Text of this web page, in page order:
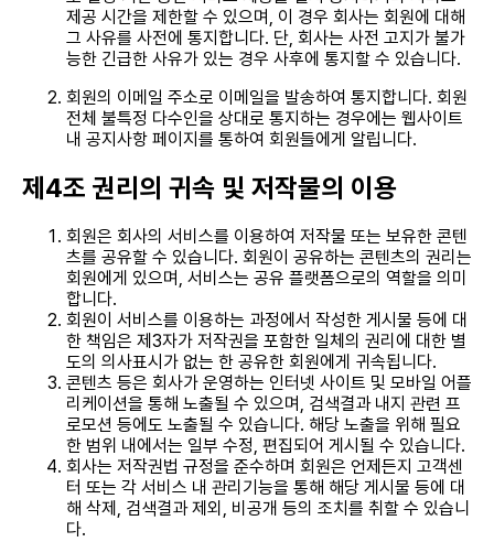
제공 시간을 제한할 수 있으며, 이 경우 회사는 회원에 대해
그 사유를 사전에 통지합니다. 단, 회사는 사전 고지가 불가
능한 긴급한 사유가 있는 경우 사후에 통지할 수 있습니다.
회원의 이메일 주소로 이메일을 발송하여 통지합니다. 회원
전체 불특정 다수인을 상대로 통지하는 경우에는 웹사이트
내 공지사항 페이지를 통하여 회원들에게 알립니다.
제4조 권리의 귀속 및 저작물의 이용
회원은 회사의 서비스를 이용하여 저작물 또는 보유한 콘텐
츠를 공유할 수 있습니다. 회원이 공유하는 콘텐츠의 권리는
회원에게 있으며, 서비스는 공유 플랫폼으로의 역할을 의미
합니다.
회원이 서비스를 이용하는 과정에서 작성한 게시물 등에 대
한 책임은 제3자가 저작권을 포함한 일체의 권리에 대한 별
도의 의사표시가 없는 한 공유한 회원에게 귀속됩니다.
콘텐츠 등은 회사가 운영하는 인터넷 사이트 및 모바일 어플
리케이션을 통해 노출될 수 있으며, 검색결과 내지 관련 프
로모션 등에도 노출될 수 있습니다. 해당 노출을 위해 필요
한 범위 내에서는 일부 수정, 편집되어 게시될 수 있습니다.
회사는 저작권법 규정을 준수하며 회원은 언제든지 고객센
터 또는 각 서비스 내 관리기능을 통해 해당 게시물 등에 대
해 삭제, 검색결과 제외, 비공개 등의 조치를 취할 수 있습니
다.